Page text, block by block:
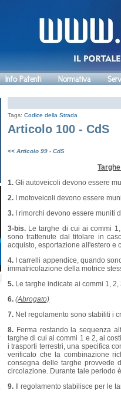
Info Patenti Normativa
Tags: Codice della Strada
Articolo 100 - CdS
<< Articolo 99 - CdS
1. Gli autoveicoli devono essere
2.
I motoveicoli devono essere
3.
I rimorchi devono essere
3-bis. Le targhe di cui ai commi
sono trattenute dal titolare in
acquisto, esportazione all'estero e
4. I carrelli appendice, quando
immatricolazione della motrice
5. Le targhe indicate ai commi 1,
6. (Abrogato)
7. Nel regolamento sono stabiliti i
8. Ferma restando la sequenza
targhe di cui ai commi 1 e 2, ai
i trasporti terrestri, una specifica
verificato che la combinazione
consegna delle targhe provvede
circolazione. Durante tale periodo
9.
Il regolamento stabilisce per le